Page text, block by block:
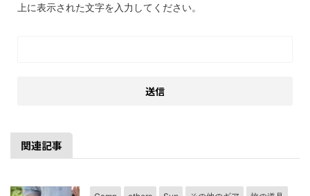
上に表示された文字を入力してください。
関連記事